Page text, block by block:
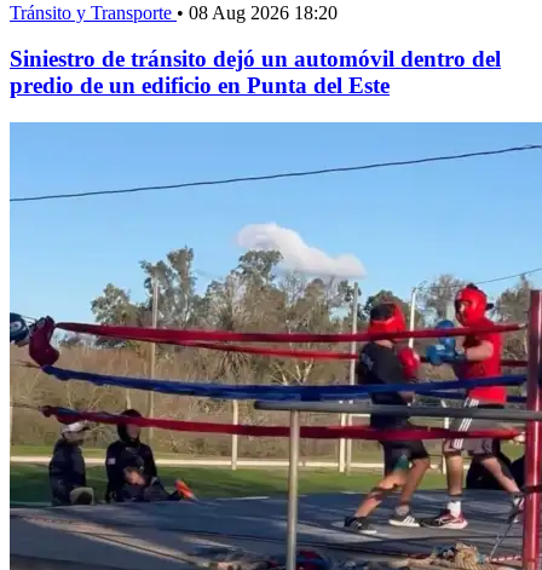
Tránsito y Transporte • 08 Aug 2026 18:20
Siniestro de tránsito dejó un automóvil dentro del
predio de un edificio en Punta del Este